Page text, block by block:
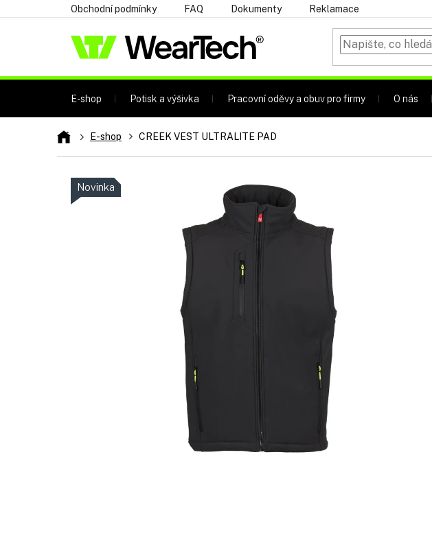
na
Obchodní podmínky FAQ Dokumenty Reklamace
E-shop Potisk a výšivka Pracovní oděvy a obuv pro firmy O nás
DomůE-shop CREEK VEST ULTRALITE PAD
Novinka